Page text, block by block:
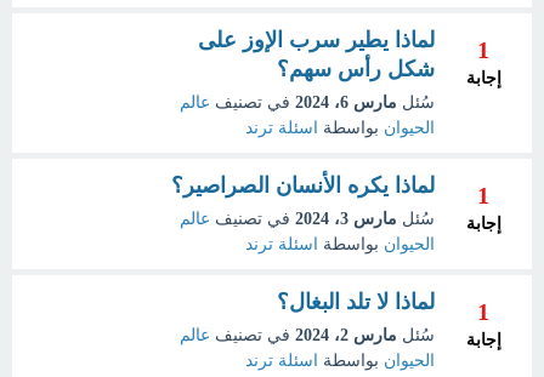
1
إجابة
لماذا يطير سرب الإوز على
شكل رأس سهم؟
سُئل مارس 6، 2024 في تصنيف عالم
الحيوان بواسطة اسئلة ترند
1
إجابة
لماذا يكره الأنسان الصراصير؟
سُئل مارس 3، 2024 في تصنيف عالم
الحيوان بواسطة اسئلة ترند
1
إجابة
لماذا لا تلد البغال؟
سُئل مارس 2، 2024 في تصنيف عالم
الحيوان بواسطة اسئلة ترند